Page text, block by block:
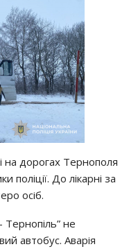
на дорогах Тернополя
поліції. До лікарні за
осіб.
Тернопіль” не
автобус. Аварія